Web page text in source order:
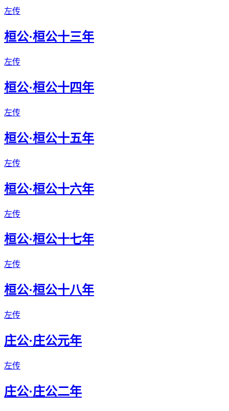
左传
桓公·桓公十三年
左传
桓公·桓公十四年
左传
桓公·桓公十五年
左传
桓公·桓公十六年
左传
桓公·桓公十七年
左传
桓公·桓公十八年
左传
庄公·庄公元年
左传
庄公·庄公二年